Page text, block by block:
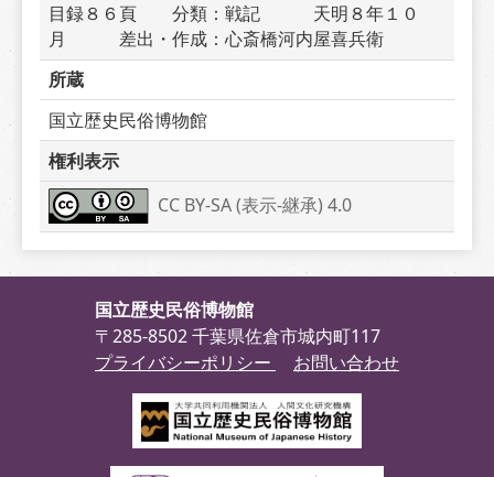
目録８６頁　　分類：戦記　　　天明８年１０
月　　　差出・作成：心斎橋河内屋喜兵衛
所蔵
国立歴史民俗博物館
権利表示
CC BY-SA (表示-継承) 4.0
国立歴史民俗博物館
〒285-8502 千葉県佐倉市城内町117
プライバシーポリシー
お問い合わせ